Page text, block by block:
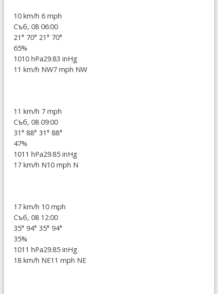
10 km/h 6 mph
Съб, 08 06:00
21° 70° 21° 70°
65%
1010 hPa29.83 inHg
11 km/h NW7 mph NW
11 km/h 7 mph
Съб, 08 09:00
31° 88° 31° 88°
47%
1011 hPa29.85 inHg
17 km/h N10 mph N
17 km/h 10 mph
Съб, 08 12:00
35° 94° 35° 94°
35%
1011 hPa29.85 inHg
18 km/h NE11 mph NE